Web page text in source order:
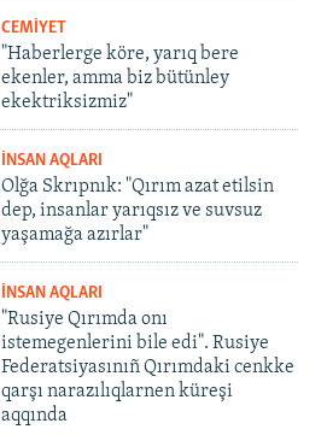
CEMİYET
"Haberlerge köre, yarıq bere
ekenler, amma biz bütünley
ekektriksizmiz"
İNSAN AQLARI
Olğa Skrıpnık: "Qırım azat etilsin
dep, insanlar yarıqsız ve suvsuz
yaşamağa azırlar"
İNSAN AQLARI
"Rusiye Qırımda onı
istemegenlerini bile edi". Rusiye
Federatsiyasınıñ Qırımdaki cenkke
qarşı narazılıqlarnen küreşi
aqqında